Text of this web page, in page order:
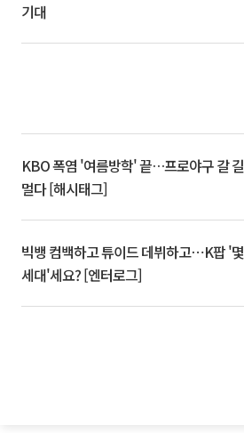
기대
KBO 폭염 '여름방학' 끝…프로야구 갈 길
멀다 [해시태그]
빅뱅 컴백하고 튜이드 데뷔하고⋯K팝 '몇
세대'세요? [엔터로그]